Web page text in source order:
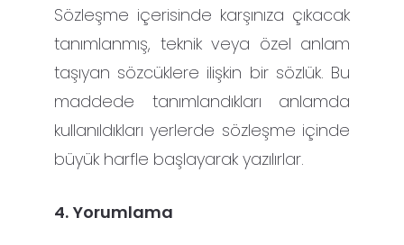
Sözleşme içerisinde karşınıza çıkacak
tanımlanmış, teknik veya özel anlam
taşıyan sözcüklere ilişkin bir sözlük. Bu
maddede tanımlandıkları anlamda
kullanıldıkları yerlerde sözleşme içinde
büyük harfle başlayarak yazılırlar.
4. Yorumlama